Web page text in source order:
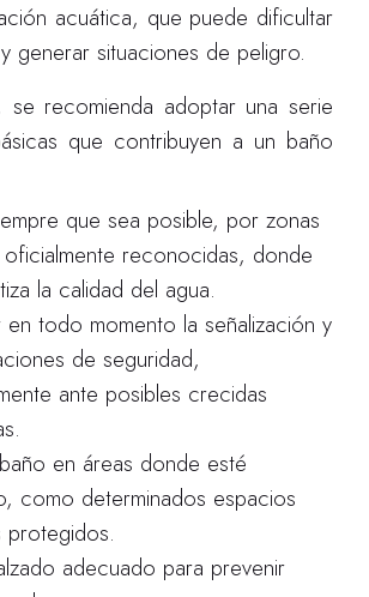
acuática, que puede dificultar
generar situaciones de peligro.
recomienda adoptar una serie
que contribuyen a un baño
que sea posible, por zonas
reconocidas, donde
la calidad del agua.
en todo momento la señalización y
de seguridad,
ante posibles crecidas
en áreas donde esté
como determinados espacios
protegidos.
adecuado para prevenir